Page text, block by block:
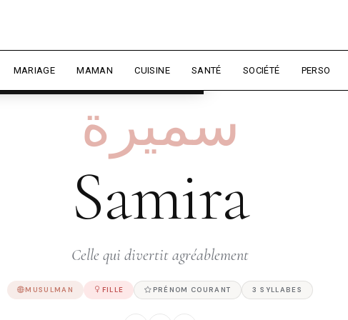
et mesurer l'audience.
MARIAGE MAMAN CUISINE SANTÉ SOCIÉTÉ PERSO
سميرة
Samira
Celle qui divertit agréablement
MUSULMAN FILLE PRÉNOM COURANT 3 SYLLABES